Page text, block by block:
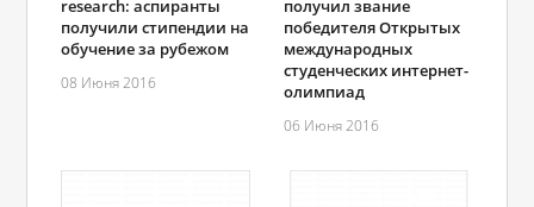
research: аспиранты
получили стипендии на
обучение за рубежом
08 Июня 2016
получил звание
победителя Открытых
международных
студенческих интернет-
олимпиад
06 Июня 2016